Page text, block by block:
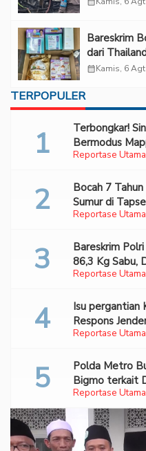
Bareskrim
dari
calendar_monthKamis, 6
TERPOPULER
Reportase Utama
Terbongkar!
Bermodus
Reportase Utama
Bocah 7
Sumur di
Reportase Utama
Bareskrim
86,3 Kg Sabu,
Diburu
Reportase Utama
Isu pergantian
Respons
Reportase Utama
Polda Metro
Bigmo terkait